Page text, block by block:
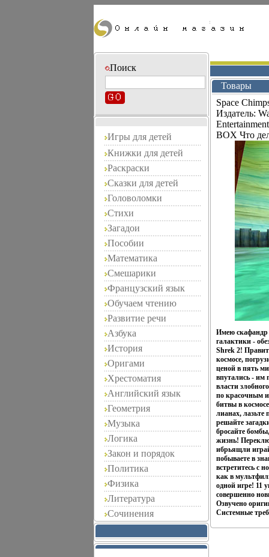
Поиск
Игры для детей
Книжки для детей
Раскраски
Сказки для детей
Головоломки
Стихи
Загадои
Пособии
Математика
Смешарики
Французский язык
Обучаем чтению
Развитие речи
Азбука
История
Оригами
Хрестоматия
Английский язык
Геометрия
Музыка
Логика
Закон и порядок
Политика
Физика
Литература
Сочинения
Товары
Space
Издатель:
BOX Что
Имею скафандр
галактики -
Shrek 2!
космосе,
ценой в пять
впутались - им
власти
по красочным
битвы в
лианах, лазьте
решайте
бросайте
жизнь!
ибрьящли
побываете в
встретитесь с
как в
одной игре! 11
совершенно
Озвучено
Системные